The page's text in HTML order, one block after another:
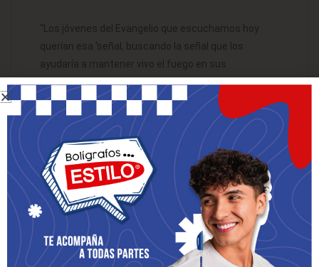
“Los jóvenes del Evangelio que escuchamos hoy
querían esa ‘señal, buscando la señal que los
ayudaría a mantener vivo el fuego en sus
creo que ustedes tienen un gran santo que puede
guiarlos, un santo que cantó con su vida: ¡Contento,
Señor, contento! Hurtado tenía una regla de oro, una
regla para encender su corazón con ese fuego
capaz de mantener viva la alegría… Y la contraseña
de Hurtado para reconectarse, para mantener la
señal era muy simple… Seguramente ustedes
trajeron el teléfono… veamos… Me gustaría que lo
peguen en sus teléfonos celulares.